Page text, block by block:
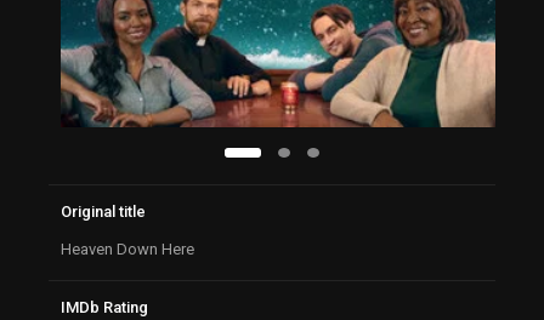
Original title
Heaven Down Here
IMDb Rating